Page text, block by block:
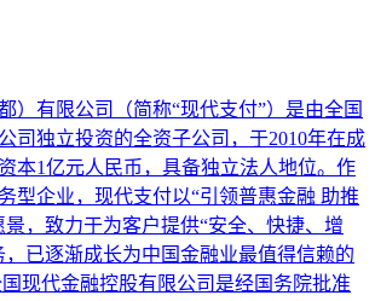
）有限公司（简称“现代支付”）是由全国
司独立投资的全资子公司，于2010年在成
本1亿元人民币，具备独立法人地位。作
型企业，现代支付以“引领普惠金融 助推
，致力于为客户提供“安全、快捷、增
，已逐渐成长为中国金融业最值得信赖的
现代金融控股有限公司是经国务院批准